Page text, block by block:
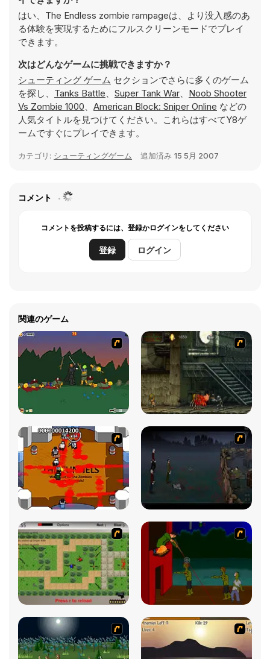
はい、The Endless zombie rampageは、より没入感のあ
る体験を実現するためにフルスクリーンモードでプレイ
できます。
次はどんなゲームに挑戦できますか？
シューティング ゲーム セクションでさらに多くのゲーム
を探し、 Tanks Battle、 Super Tank War、 Noob Shooter
Vs Zombie 1000、 American Block: Sniper Online などの
人気タイトルを見つけてください。これらはすべてY8ゲ
ームですぐにプレイできます。
カテゴリ: シューティングゲーム 追加済み 15 5月 2007
コメント
コメントを投稿するには、登録かログインをしてください
登録 ログイン
関連のゲーム